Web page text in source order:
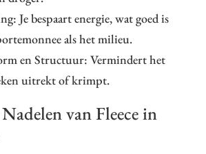
Je bespaart energie, wat goed is
als het milieu.
en Structuur: Vermindert het
uitrekt of krimpt.
van Fleece in